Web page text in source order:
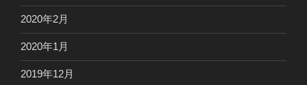
2020年2月
2020年1月
2019年12月